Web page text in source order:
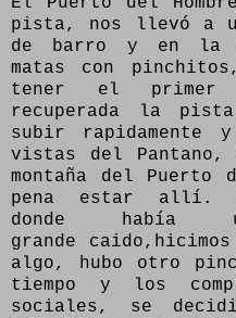
pista, nos llevó a
de barro y en la
matas con
tener el primer
recuperada la pista
subir
vistas del Pantano,
montaña del
pena estar allí.
donde había
grande
algo, hubo otro
tiempo y los
sociales, se